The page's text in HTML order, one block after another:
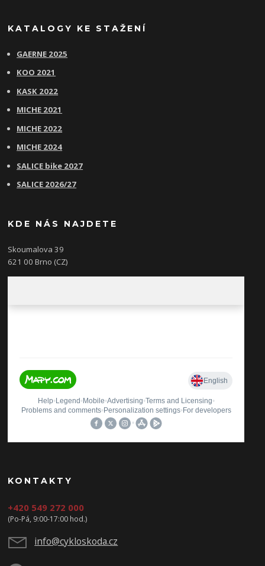
KATALOGY KE STAŽENÍ
GAERNE 2025
KOO 2021
KASK 2022
MICHE 2021
MICHE 2022
MICHE 2024
SALICE bike 2027
SALICE 2026/27
KDE NÁS NAJDETE
Skoumalova 39
621 00 Brno (CZ)
KONTAKTY
+420 549 272 000
(Po-Pá, 9:00-17:00 hod.)
info@cykloskoda.cz